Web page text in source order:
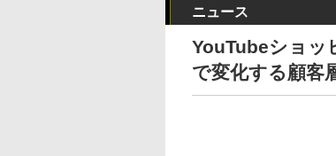
ニュース
YouTubeショッ
で変化する顧客